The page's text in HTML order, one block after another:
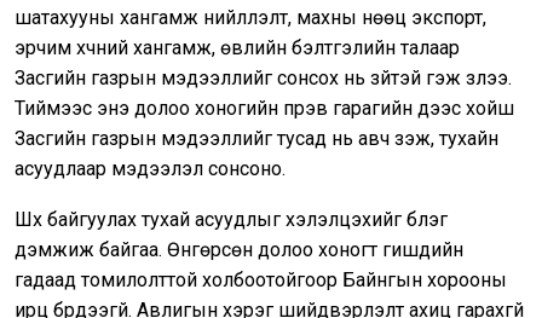
шатахууны хангамж нийлүүлэлт, махны нөөц экспорт,
эрчим хүчний хангамж, өвлийн бэлтгэлийн талаар
Засгийн газрын мэдээллийг сонсох нь зүйтэй гэж үзлээ.
Тиймээс энэ долоо хоногийн пүрэв гарагийн үдээс хойш
Засгийн газрын мэдээллийг тусад нь авч үзэж, тухайн
асуудлаар мэдээлэл сонсоно.
Шүүх байгуулах тухай асуудлыг хэлэлцэхийг бүлэг
дэмжиж байгаа. Өнгөрсөн долоо хоногт гишүүдийн
гадаад томилолттой холбоотойгоор Байнгын хорооны
ирц бүрдээгүй. Авлигын хэрэг шийдвэрлэлт ахиц гарахгүй